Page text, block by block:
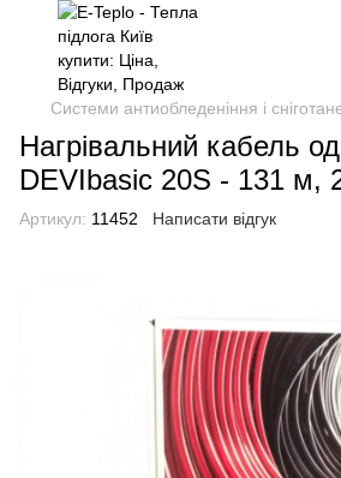
Системи антиобледеніння і
Нагрівальний кабель
DEVIbasic 20S - 131 м,
Артикул: 11452 Написати відгук